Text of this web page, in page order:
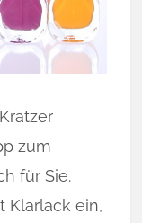
zum
für Sie.
Klarlack ein,